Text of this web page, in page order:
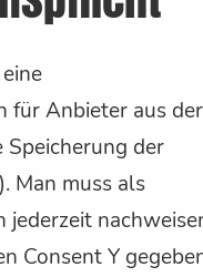
für Anbieter aus der
Speicherung der
Man muss als
jederzeit
Consent Y